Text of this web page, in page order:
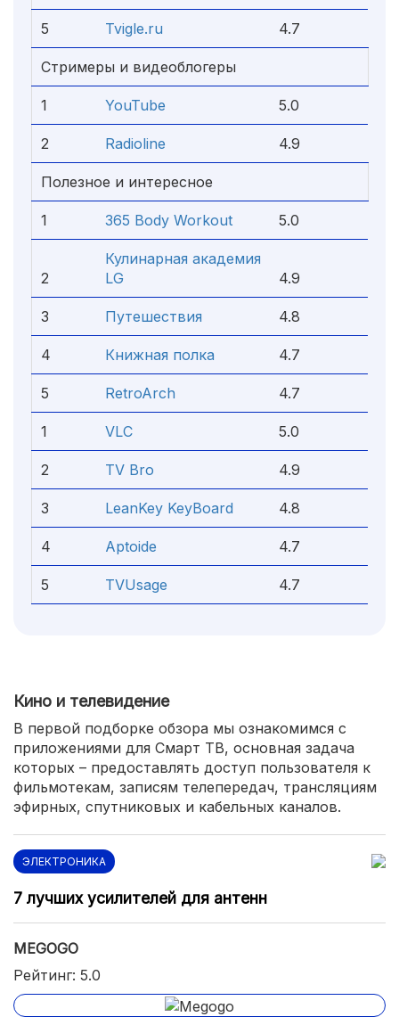
5 Tvigle.ru 4.7
Стримеры и видеоблогеры
1 YouTube 5.0
2 Radioline 4.9
Полезное и интересное
1 365 Body Workout 5.0
2
Кулинарная академия
LG
4.9
3 Путешествия 4.8
4 Книжная полка 4.7
5 RetroArch 4.7
1 VLC 5.0
2 TV Bro 4.9
3 LeanKey KeyBoard 4.8
4 Aptoide 4.7
5 TVUsage 4.7
Кино и телевидение
В первой подборке обзора мы ознакомимся с
приложениями для Смарт ТВ, основная задача
которых – предоставлять доступ пользователя к
фильмотекам, записям телепередач, трансляциям
эфирных, спутниковых и кабельных каналов.
ЭЛЕКТРОНИКА
7 лучших усилителей для антенн
MEGOGO
Рейтинг: 5.0